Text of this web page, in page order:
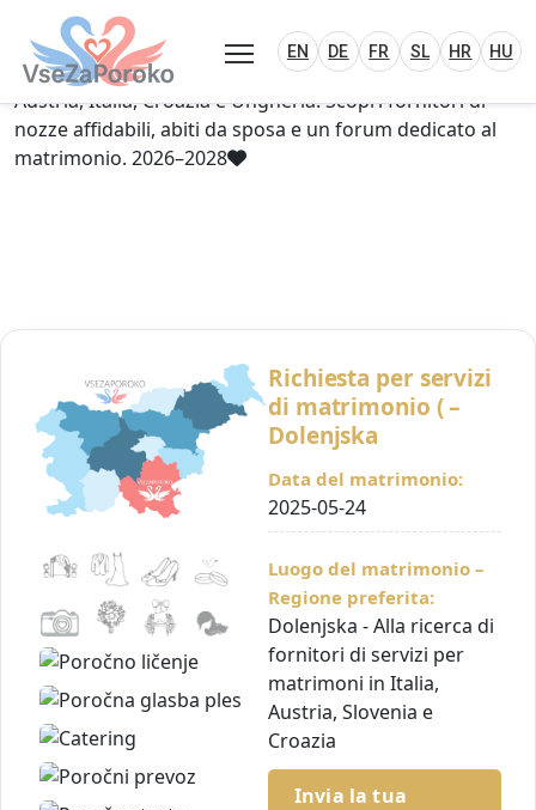
VseZaPoroko.net – Wedding Planning
Plan Your Wedding in Slovenia, Austria, Italy,
DEHR HU
VseZaPoroko – portale per l’organizzazione di
matrimoni locali e destination wedding in Slovenia,
Austria, Italia, Croazia e Ungheria. Scopri fornitori di
nozze affidabili, abiti da sposa e un forum dedicato al
matrimonio. 2026–2028
EN DE FR SL HR HU
Richiesta per servizi
di matrimonio ( –
Dolenjska
Data del matrimonio:
2025-05-24
Luogo del matrimonio –
Regione preferita:
Dolenjska - Alla ricerca di
fornitori di servizi per
matrimoni in Italia,
Austria, Slovenia e
Croazia
Invia la tua